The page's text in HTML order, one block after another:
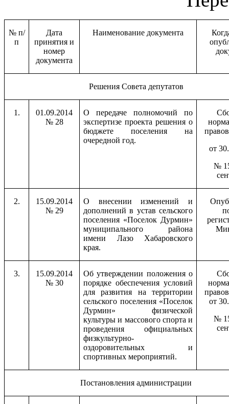
№ п/
п
Дата
принятия и
номер
документа
Наименование документа
Решения Совета депутатов
1.
01.09.2014
№ 28
О передаче полномочий по
экспертизе проекта решения о
бюджете поселения на
очередной год.
от
№
2.
15.09.2014
№ 29
О внесении изменений и
дополнений в устав сельского
поселения «Поселок Дурмин»
муниципального района
имени Лазо Хабаровского
края.
3.
15.09.2014
№ 30
Об утверждении положения о
порядке обеспечения условий
для развития на территории
сельского поселения «Поселок
Дурмин» физической
культуры и массового спорта и
проведения официальных
физкультурно-
оздоровительных и
спортивных мероприятий.
от
№
Постановления администрации